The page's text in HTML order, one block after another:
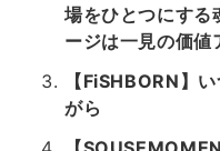
場をひとつにする
ージは一見の価値
【FiSHBORN】
がら